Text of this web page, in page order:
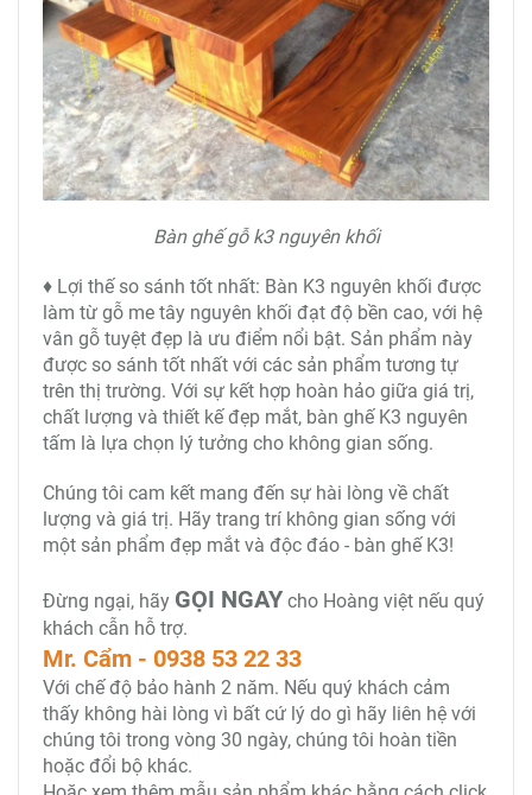
Bàn ghế gỗ k3 nguyên khối
♦ Lợi thế so sánh tốt nhất: Bàn K3 nguyên khối được
làm từ gỗ me tây nguyên khối đạt độ bền cao, với hệ
vân gỗ tuyệt đẹp là ưu điểm nổi bật. Sản phẩm này
được so sánh tốt nhất với các sản phẩm tương tự
trên thị trường. Với sự kết hợp hoàn hảo giữa giá trị,
chất lượng và thiết kế đẹp mắt, bàn ghế K3 nguyên
tấm là lựa chọn lý tưởng cho không gian sống.
Chúng tôi cam kết mang đến sự hài lòng về chất
lượng và giá trị. Hãy trang trí không gian sống với
một sản phẩm đẹp mắt và độc đáo - bàn ghế K3!
Đừng ngại, hãy GỌI NGAY cho Hoàng việt nếu quý
khách cẫn hỗ trợ.
Mr. Cẩm - 0938 53 22 33
Với chế độ bảo hành 2 năm. Nếu quý khách cảm
thấy không hài lòng vì bất cứ lý do gì hãy liên hệ với
chúng tôi trong vòng 30 ngày, chúng tôi hoàn tiền
hoặc đổi bộ khác.